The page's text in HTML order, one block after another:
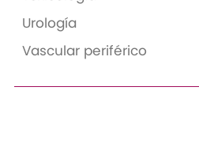
Urología
Vascular periférico